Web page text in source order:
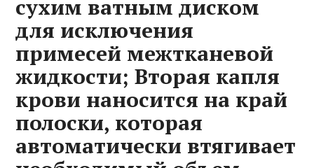
сухим ватным диском
для исключения
примесей межтканевой
жидкости; Вторая капля
крови наносится на край
полоски, которая
автоматически втягивает